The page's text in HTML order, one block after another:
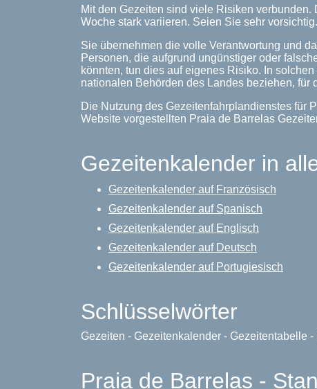
Mit den Gezeiten sind viele Risiken
Woche stark variieren. Seien Sie sehr vorsichtig.
Sie übernehmen die volle Verantwortung und
Personen, die aufgrund ungünstiger oder
könnten, tun dies auf eigenes Risiko. In
nationalen Behörden des Landes beziehen, für
Die Nutzung des Gezeitenfahrplandienstes für
Website vorgestellten Praia de Barrelas
Gezeitenkalender in
Gezeitenkalender auf Französisch
Gezeitenkalender auf Spanisch
Gezeitenkalender auf Englisch
Gezeitenkalender auf Deutsch
Gezeitenkalender auf Portugiesisch
Schlüsselwörter
Gezeiten - Gezeitenkalender - Gezeitentabelle
Praia de Barrelas -